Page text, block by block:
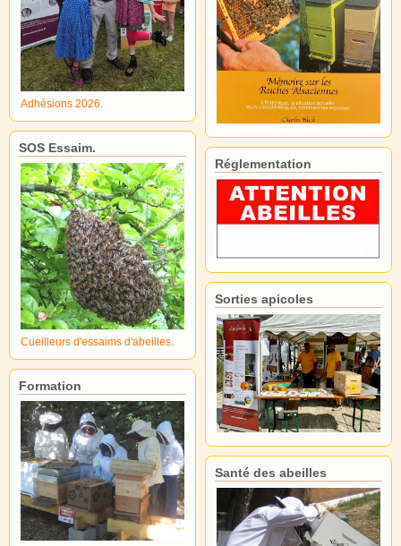
Adhésions 2026.
SOS Essaim.
Cueilleurs d'essaims d'abeilles.
Formation
Réglementation
Sorties apicoles
Santé des abeilles